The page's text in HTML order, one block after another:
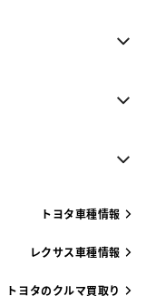
トヨタ車種情報
レクサス車種情報
トヨタのクルマ買取り